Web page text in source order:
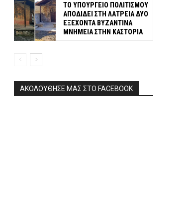
ΤΟ ΥΠΟΥΡΓΕΙΟ ΠΟΛΙΤΙΣΜΟΥ
ΑΠΟΔΙΔΕΙ ΣΤΗ ΛΑΤΡΕΙΑ ΔΥΟ
ΕΞΕΧΟΝΤΑ ΒΥΖΑΝΤΙΝΑ
ΜΝΗΜΕΙΑ ΣΤΗΝ ΚΑΣΤΟΡΙΑ
ΑΚΟΛΟΥΘΗΣΕ ΜΑΣ ΣΤΟ FACEBOOK